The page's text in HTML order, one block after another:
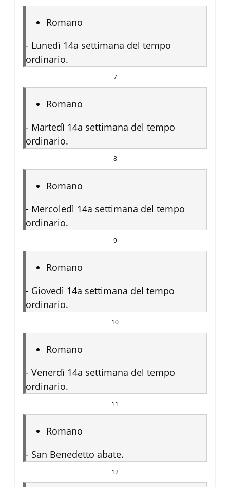
Romano
- Lunedì 14a settimana del tempo
ordinario.
7
Romano
- Martedì 14a settimana del tempo
ordinario.
8
Romano
- Mercoledì 14a settimana del tempo
ordinario.
9
Romano
- Giovedì 14a settimana del tempo
ordinario.
10
Romano
- Venerdì 14a settimana del tempo
ordinario.
11
Romano
- San Benedetto abate.
12